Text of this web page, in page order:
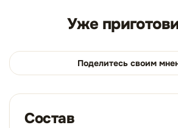
Уже
Поделитесь своим
Состав